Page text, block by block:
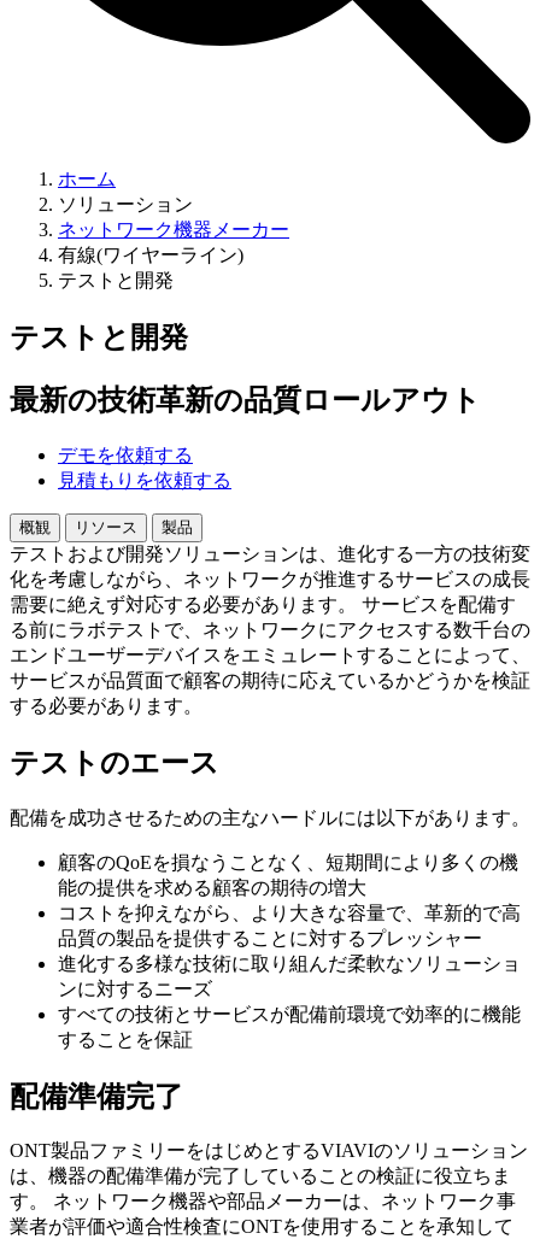
ホーム
ソリューション
ネットワーク機器メーカー
有線(ワイヤーライン)
テストと開発
テストと開発
最新の技術革新の品質ロールアウト
デモを依頼する
見積もりを依頼する
概観 リソース 製品
テストおよび開発ソリューションは、進化する一方の技術変
化を考慮しながら、ネットワークが推進するサービスの成長
需要に絶えず対応する必要があります。 サービスを配備す
る前にラボテストで、ネットワークにアクセスする数千台の
エンドユーザーデバイスをエミュレートすることによって、
サービスが品質面で顧客の期待に応えているかどうかを検証
する必要があります。
テストのエース
配備を成功させるための主なハードルには以下があります。
顧客のQoEを損なうことなく、短期間により多くの機
能の提供を求める顧客の期待の増大
コストを抑えながら、より大きな容量で、革新的で高
品質の製品を提供することに対するプレッシャー
進化する多様な技術に取り組んだ柔軟なソリューショ
ンに対するニーズ
すべての技術とサービスが配備前環境で効率的に機能
することを保証
配備準備完了
ONT製品ファミリーをはじめとするVIAVIのソリューション
は、機器の配備準備が完了していることの検証に役立ちま
す。 ネットワーク機器や部品メーカーは、ネットワーク事
業者が評価や適合性検査にONTを使用することを承知して